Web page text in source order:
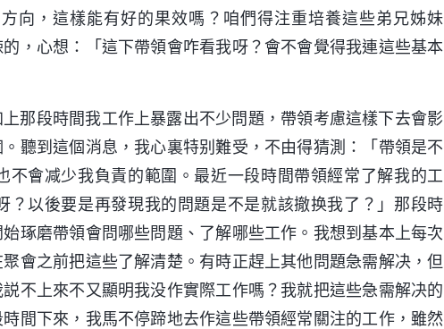
向，這樣能有好的果效嗎？咱們得注重培養這些弟兄姊妹
，心想：「這下帶領會咋看我呀？會不會覺得我連這些基本
那段時間我工作上暴露出不少問題，帶領考慮這樣下去會影
聽到這個消息，我心裏特别難受，不由得猜測：「帶領是不
會减少我負責的範圍。最近一段時間帶領經常了解我的工
以後要是再發現我的問題是不是就該撤换我了？」那段時
琢磨帶領會問哪些問題、了解哪些工作。我想到基本上每次
會之前把這些了解清楚。有時正趕上其他問題急需解决，但
不上來不又顯明我没作實際工作嗎？我就把這些急需解决的
間下來，我馬不停蹄地去作這些帶領經常關注的工作，雖然